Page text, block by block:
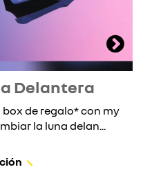
Delantera
de regalo* con my
la luna delan...